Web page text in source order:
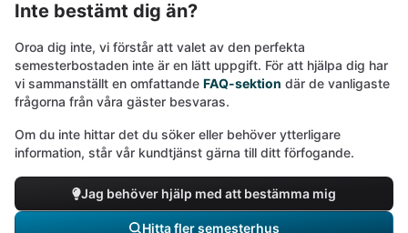
Inte bestämt dig än?
Oroa dig inte, vi förstår att valet av den perfekta
semesterbostaden inte är en lätt uppgift. För att hjälpa dig har
vi sammanställt en omfattande FAQ-sektion där de vanligaste
frågorna från våra gäster besvaras.
Om du inte hittar det du söker eller behöver ytterligare
information, står vår kundtjänst gärna till ditt förfogande.
Jag behöver hjälp med att bestämma mig
Hitta fler semesterhus